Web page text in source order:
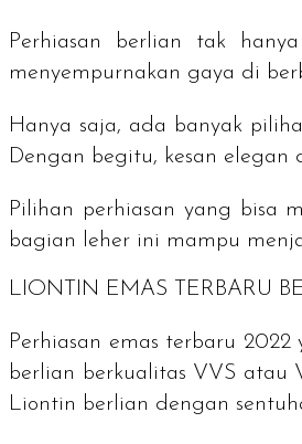
Perhiasan berlian tak
menyempurnakan gaya di
Hanya saja, ada banyak
Dengan begitu, kesan
Pilihan perhiasan yang bisa
bagian leher ini mampu
LIONTIN EMAS TERBARU
Perhiasan emas terbaru
berlian berkualitas VVS atau
Liontin berlian dengan